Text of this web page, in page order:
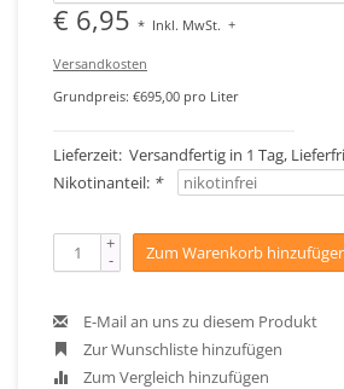
€ 6,95 * Inkl. MwSt. +
Versandkosten
Grundpreis: €695,00 pro Liter
Lieferzeit: Versandfertig in 1 Tag,
Nikotinanteil: *
+
- Zum Warenkorb
E-Mail an uns zu diesem Produkt
Zur Wunschliste hinzufügen
Zum Vergleich hinzufügen